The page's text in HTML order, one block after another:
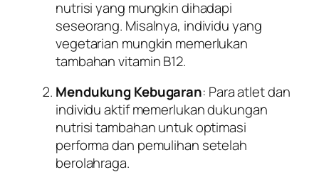
nutrisi yang mungkin dihadapi
seseorang. Misalnya, individu yang
vegetarian mungkin memerlukan
tambahan vitamin B12.
Mendukung Kebugaran: Para atlet dan
individu aktif memerlukan dukungan
nutrisi tambahan untuk optimasi
performa dan pemulihan setelah
berolahraga.